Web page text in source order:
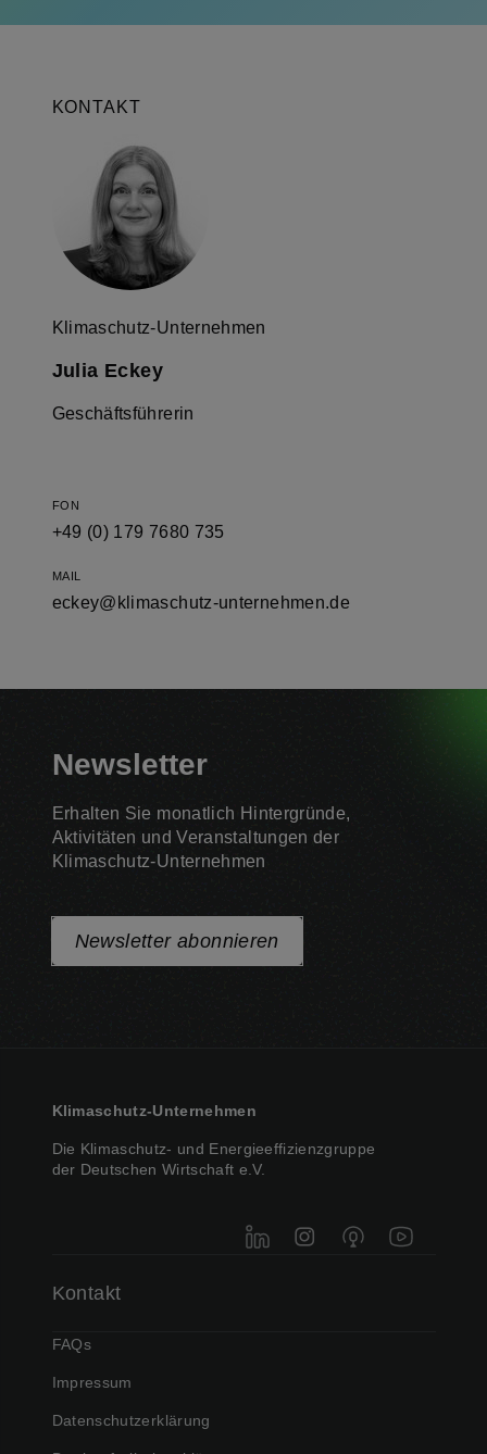
KONTAKT
Klimaschutz-Unternehmen
Julia Eckey
Geschäftsführerin
FON
+49 (0) 179 7680 735
MAIL
eckey@klimaschutz-unternehmen.de
Newsletter
Erhalten Sie monatlich Hintergründe,
Aktivitäten und Veranstaltungen der
Klimaschutz-Unternehmen
Newsletter abonnieren
Klimaschutz-Unternehmen
Die Klimaschutz- und Energieeffizienzgruppe
der Deutschen Wirtschaft e.V.
YouTube
Podigee
Instagram
LinkedIn
Kontakt
FAQs
Impressum
Datenschutzerklärung